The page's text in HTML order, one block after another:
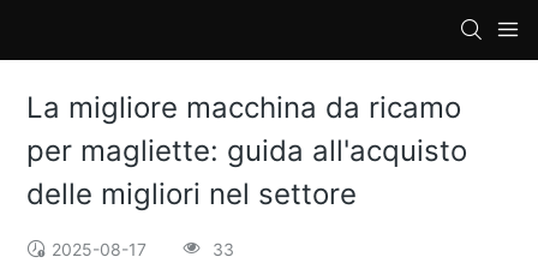
La migliore macchina da ricamo
per magliette: guida all'acquisto
delle migliori nel settore
2025-08-17 33